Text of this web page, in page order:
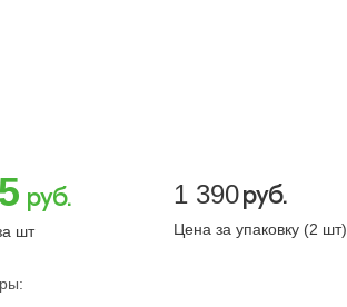
руб.
шт
1 390руб.
Цена за упаковку (2 шт)